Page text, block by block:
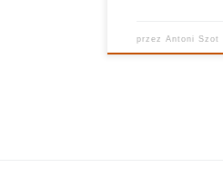
przezAntoni Szot